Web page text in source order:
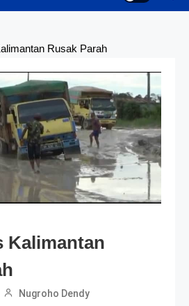
Rusak Parah
Kalimantan
Nugroho Dendy